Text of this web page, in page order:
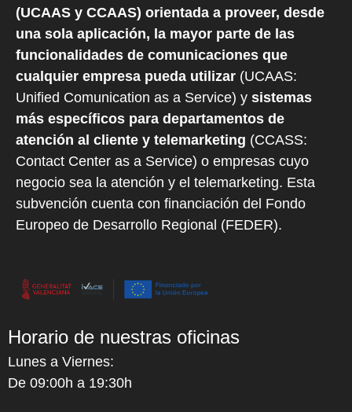
(UCAAS y CCAAS) orientada a proveer, desde
una sola aplicación, la mayor parte de las
funcionalidades de comunicaciones que
cualquier empresa pueda utilizar (UCAAS:
Unified Comunication as a Service) y sistemas
más específicos para departamentos de
atención al cliente y telemarketing (CCASS:
Contact Center as a Service) o empresas cuyo
negocio sea la atención y el telemarketing. Esta
subvención cuenta con financiación del Fondo
Europeo de Desarrollo Regional (FEDER).
Horario de nuestras oficinas
Lunes a Viernes:
De 09:00h a 19:30h